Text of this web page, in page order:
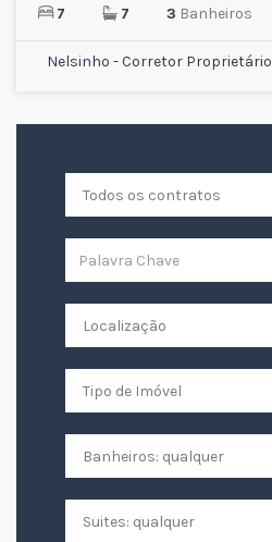
7 7 3 Banheiros
Nelsinho - Corretor Proprietário